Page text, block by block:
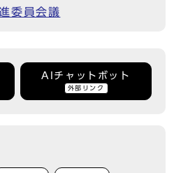
委員会議
AIチャットボット
外部リンク